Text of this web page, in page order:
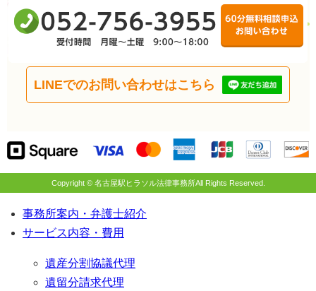
LINEでのお問い合わせはこちら
Copyright © 名古屋駅ヒラソル法律事務所All Rights Reserved.
事務所案内・弁護士紹介
サービス内容・費用
遺産分割協議代理
遺留分請求代理